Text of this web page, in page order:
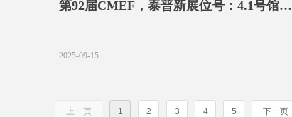
第92届CMEF，泰普新展位号：4.1号馆
2025-09-15
上一页 1 2 3 4 5 下一页